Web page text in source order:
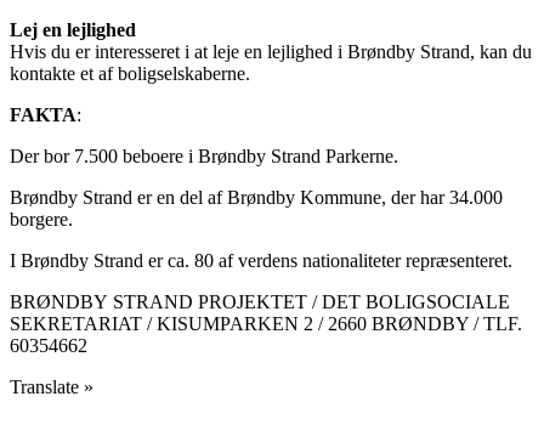
Lej en lejlighed
Hvis du er interesseret i at leje en lejlighed i Brøndby Strand, kan du
kontakte et af boligselskaberne.
FAKTA:
Der bor 7.500 beboere i Brøndby Strand Parkerne.
Brøndby Strand er en del af Brøndby Kommune, der har 34.000
borgere.
I Brøndby Strand er ca. 80 af verdens nationaliteter repræsenteret.
BRØNDBY STRAND PROJEKTET / DET BOLIGSOCIALE
SEKRETARIAT / KISUMPARKEN 2 / 2660 BRØNDBY / TLF.
60354662
Translate »